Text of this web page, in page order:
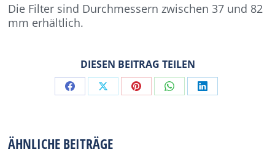
Die Filter sind Durchmessern zwischen 37 und 82
mm erhältlich.
DIESEN BEITRAG TEILEN
Share Share Share Share Share
ÄHNLICHE BEITRÄGE